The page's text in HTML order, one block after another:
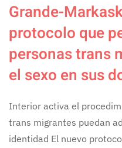
Grande-
protocolo que
personas trans
el sexo en sus
Interior activa el
trans migrantes puedan
identidad El nuevo